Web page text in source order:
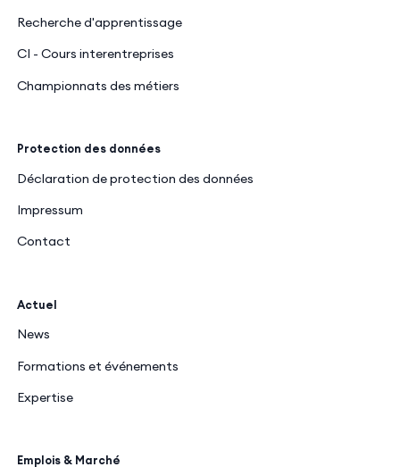
Recherche d'apprentissage
CI - Cours interentreprises
Championnats des métiers
Protection des données
Déclaration de protection des données
Impressum
Contact
Actuel
News
Formations et événements
Expertise
Emplois & Marché